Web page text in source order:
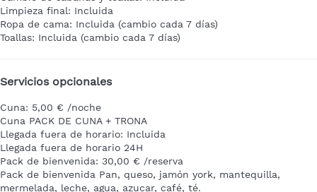
Limpieza final: Incluida
Ropa de cama: Incluida (cambio cada 7 días)
Toallas: Incluida (cambio cada 7 días)
Servicios opcionales
Cuna: 5,00 € /noche
Cuna PACK DE CUNA + TRONA
Llegada fuera de horario: Incluida
Llegada fuera de horario 24H
Pack de bienvenida: 30,00 € /reserva
Pack de bienvenida Pan, queso, jamón york, mantequilla,
mermelada, leche, agua, azucar, café, té.